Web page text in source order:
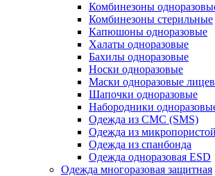
Комбинезоны
Комбинезоны стерильные
Капюшоны одноразовые
Халаты одноразовые
Бахилы одноразовые
Носки одноразовые
Маски одноразовые
Шапочки одноразовые
Набородники
Одежда из СМС (SMS)
Одежда из
Одежда из спанбонда
Одежда одноразовая ESD
Одежда многоразовая защитная